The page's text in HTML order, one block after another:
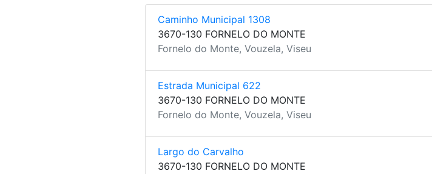
Caminho Municipal 1308
3670-130 FORNELO DO MONTE
Fornelo do Monte, Vouzela, Viseu
Estrada Municipal 622
3670-130 FORNELO DO MONTE
Fornelo do Monte, Vouzela, Viseu
Largo do Carvalho
3670-130 FORNELO DO MONTE